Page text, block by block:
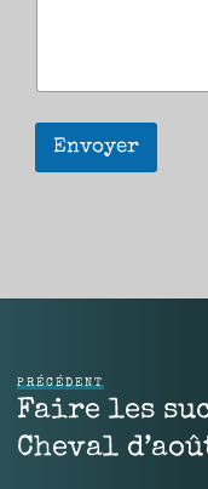
Envoyer
PRÉCÉDENT
Faire les
Cheval